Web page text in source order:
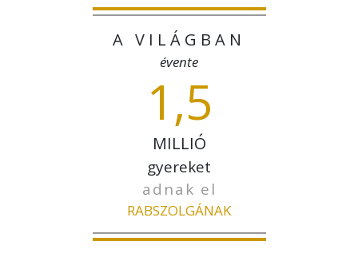
A VILÁGBAN
évente
1,5
MILLIÓ
gyereket
adnak el
RABSZOLGÁNAK